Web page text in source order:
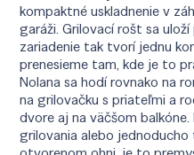
kompaktné uskladnenie v
garáži. Grilovací rošt sa
zariadenie tak tvorí jednu
prenesieme tam, kde je to
Nolana sa hodí rovnako na
na grilovačku s priateľmi a
dvore aj na väčšom
grilovania alebo